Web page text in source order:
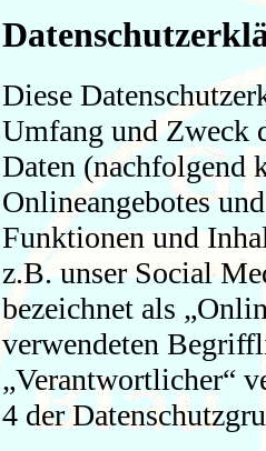
Diese
Umfang und Zweck
Daten (nachfolgend
Onlineangebotes
Funktionen und
z.B. unser Social
bezeichnet als
verwendeten
„Verantwortlicher“
4 der